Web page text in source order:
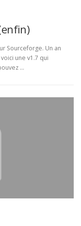
Sourceforge. Un an
une v1.7 qui
…